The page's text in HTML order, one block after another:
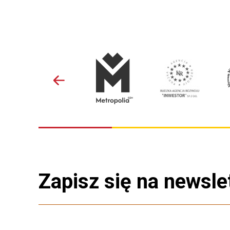
Zapisz się na